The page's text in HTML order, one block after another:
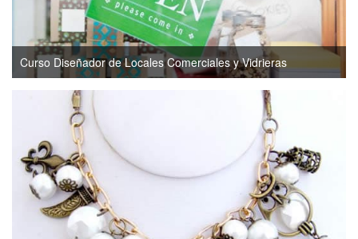
Curso Diseñador de Locales Comerciales y Vidrieras